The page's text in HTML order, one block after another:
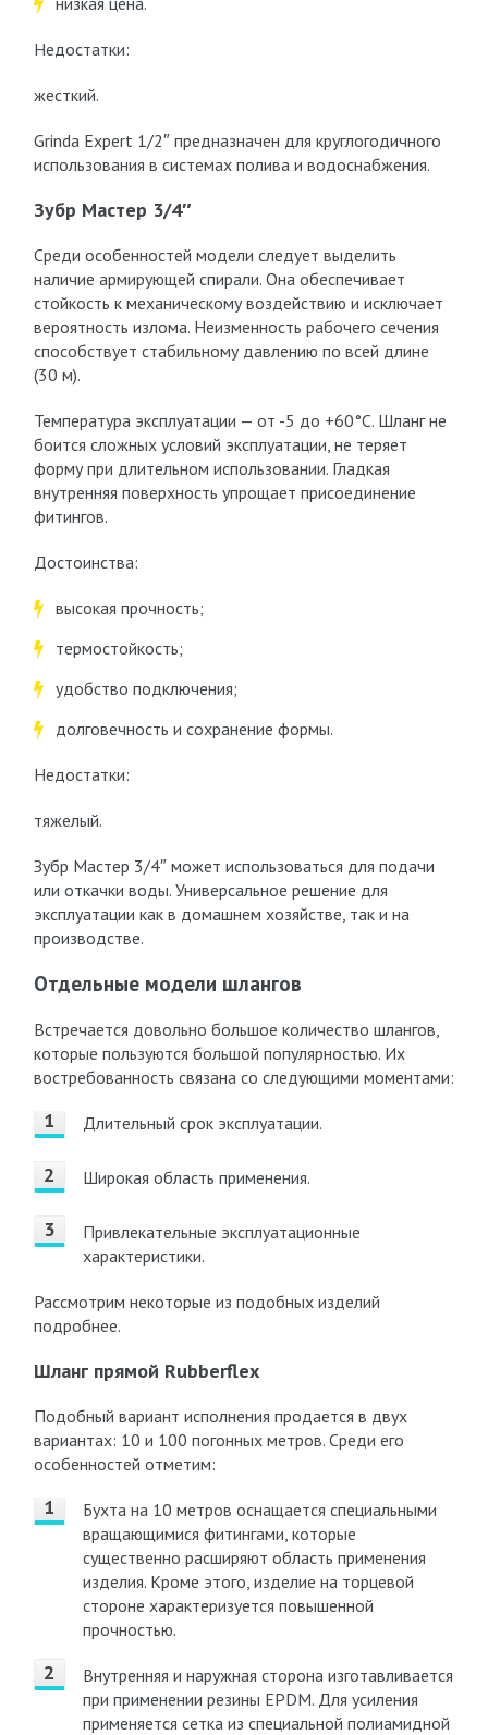
Недостатки:
жесткий.
Grinda Expert 1/2″ предназначен для круглогодичного
использования в системах полива и водоснабжения.
Зубр Мастер 3/4″
Среди особенностей модели следует выделить
наличие армирующей спирали. Она обеспечивает
стойкость к механическому воздействию и исключает
вероятность излома. Неизменность рабочего сечения
способствует стабильному давлению по всей длине
(30 м).
Температура эксплуатации — от -5 до +60°C. Шланг не
боится сложных условий эксплуатации, не теряет
форму при длительном использовании. Гладкая
внутренняя поверхность упрощает присоединение
фитингов.
Достоинства:
высокая прочность;
термостойкость;
удобство подключения;
долговечность и сохранение формы.
Недостатки:
тяжелый.
Зубр Мастер 3/4″ может использоваться для подачи
или откачки воды. Универсальное решение для
эксплуатации как в домашнем хозяйстве, так и на
производстве.
Отдельные модели шлангов
Встречается довольно большое количество шлангов,
которые пользуются большой популярностью. Их
востребованность связана со следующими моментами:
Длительный срок эксплуатации.
Широкая область применения.
Привлекательные эксплуатационные
характеристики.
Рассмотрим некоторые из подобных изделий
подробнее.
Шланг прямой Rubberflex
Подобный вариант исполнения продается в двух
вариантах: 10 и 100 погонных метров. Среди его
особенностей отметим:
Бухта на 10 метров оснащается специальными
вращающимися фитингами, которые
существенно расширяют область применения
изделия. Кроме этого, изделие на торцевой
стороне характеризуется повышенной
прочностью.
Внутренняя и наружная сторона изготавливается
при применении резины EPDM. Для усиления
применяется сетка из специальной полиамидной